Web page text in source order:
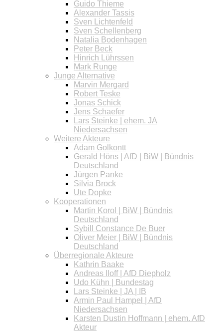
Guido Thieme
Alexander Tassis
Sven Lichtenfeld
Sven Schellenberg
Natalia Bodenhagen
Peter Beck
Hinrich Lührssen
Mark Runge
Junge Alternative
Marvin Mergard
Robert Teske
Jonas Schick
Jens Schaefer
Lars Steinke | ehem. JA
Niedersachsen
Weitere Akteure
Adam Golkontt
Gerald Höns | AfD | BiW | Bündnis
Deutschland
Jürgen Panke
Silvia Brock
Ute Dopke
Kooperationen
Martin Korol | BiW | Bündnis
Deutschland
Sybill Constance De Buer
Oliver Meier | BiW | Bündnis
Deutschland
Überregionale Akteure
Kathrin Baake
Andreas Iloff | AfD Diepholz
Udo Kühn | Bundestag
Lars Steinke | JA | IB
Armin Paul Hampel | AfD
Niedersachsen
Karsten Dustin Hoffmann | ehem. AfD
Akteur